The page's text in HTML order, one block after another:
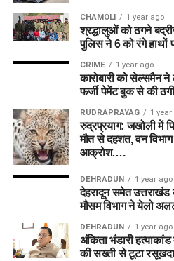
CHAMOLI 1 year ago
श्रद्धालुओं को ठगने
पुलिस ने 6 को रंगे
CRIME 1 year ago
कारोबारी को सेल्समैन
फर्जी पेमेंट बुक से की
RUDRAPRAYAG 1
रुद्रप्रयाग: जखोली में
मौत से दहशत, वन
आक्रोश….
DEHRADUN 1 year ago
देहरादून समेत
मौसम विभाग ने येलो
DEHRADUN 1 year ago
अंकिता भंडारी
की सख्ती से टूटा